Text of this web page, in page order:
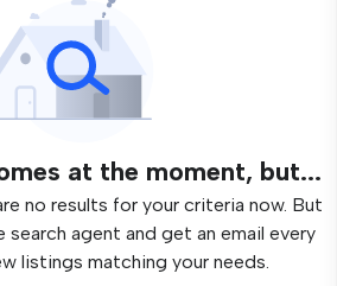
at the moment, but...
no results for your criteria now. But
search agent and get an email every
listings matching your needs.